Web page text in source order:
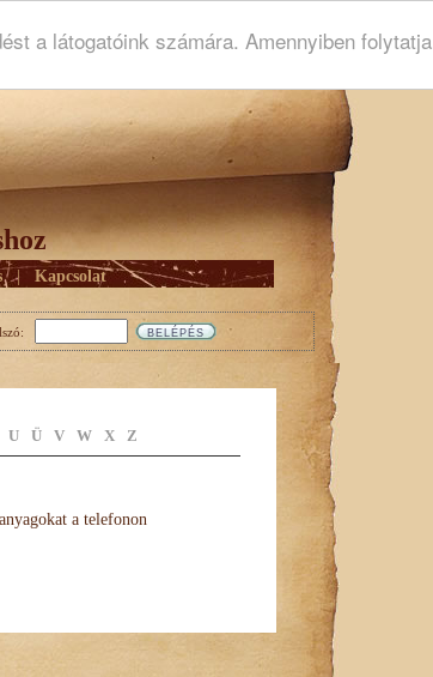
a látogatóink számára. Amennyiben folytatja
| Kapcsolat
U Ü V W X Z
a telefonon